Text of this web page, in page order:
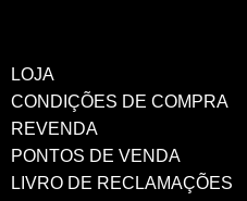
LOJA
CONDIÇÕES DE COMPRA
REVENDA
PONTOS DE VENDA
LIVRO DE RECLAMAÇÕES